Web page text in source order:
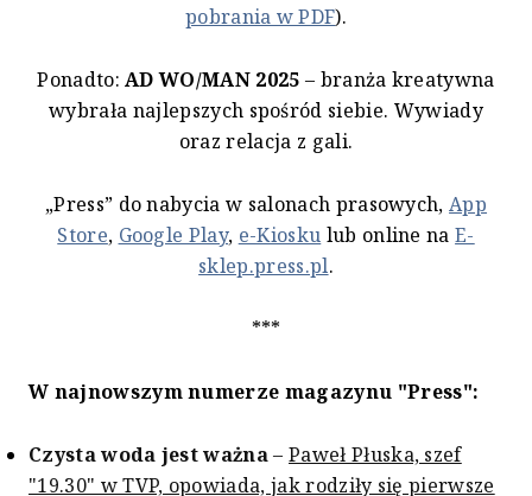
pobrania w PDF).
Ponadto:AD WO/MAN 2025 – branża kreatywna
wybrała najlepszych spośród siebie. Wywiady
oraz relacja z gali.
„Press” do nabycia w salonach prasowych,App
Store, Google Play, e-Kiosku lub online naE-
sklep.press.pl.
***
W najnowszym numerze magazynu "Press":
Czysta woda jest ważna–Paweł Płuska, szef
"19.30" w TVP, opowiada, jak rodziły się pierwsze